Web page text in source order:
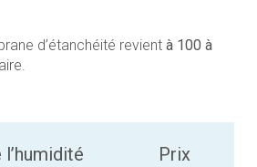
d’étanchéité revient à 100 à
Prix